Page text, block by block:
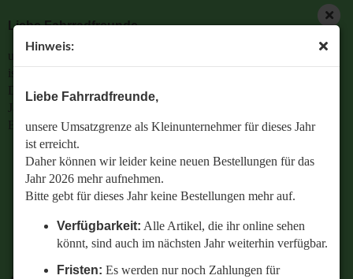
Hinweis:
Liebe Fahrradfreunde,
unsere Umsatzgrenze als Kleinunternehmer für dieses Jahr
ist erreicht.
Daher können wir leider keine neuen Bestellungen für das
Jahr 2026 mehr aufnehmen.
Bitte gebt für dieses Jahr keine Bestellungen mehr auf.
Verfügbarkeit: Alle Artikel, die ihr online sehen
könnt, sind auch im nächsten Jahr weiterhin verfügbar.
Fristen: Es werden nur noch Zahlungen für
Liebe Fahrradfreunde,
unsere Umsatzgrenze als Kleinunternehmer für dieses Jahr
ist erreicht.
Daher können wir leider keine neuen Bestellungen für das
Jahr 2026 mehr aufnehmen.
Bitte gebt für dieses Jahr keine Bestellungen mehr auf.
Verfügbarkeit: Alle Artikel, die ihr online sehen
könnt, sind auch im nächsten Jahr weiterhin
verfügbar.
Bestellungen angenommen, die bis einschließlich
19.07.2026 eingegangen sind.